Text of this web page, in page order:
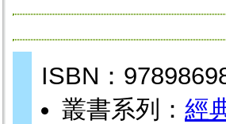
ISBN：
叢書系列： 經